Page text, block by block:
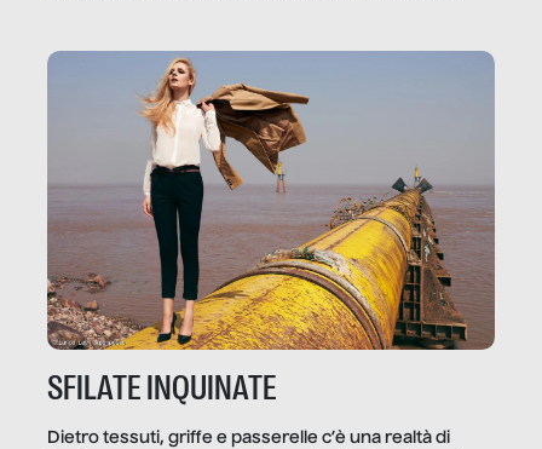
trae un guadagno. In questo reportage vediamo
quale e come.
SFILATE INQUINATE
Dietro tessuti, griffe e passerelle c’è una realtà di